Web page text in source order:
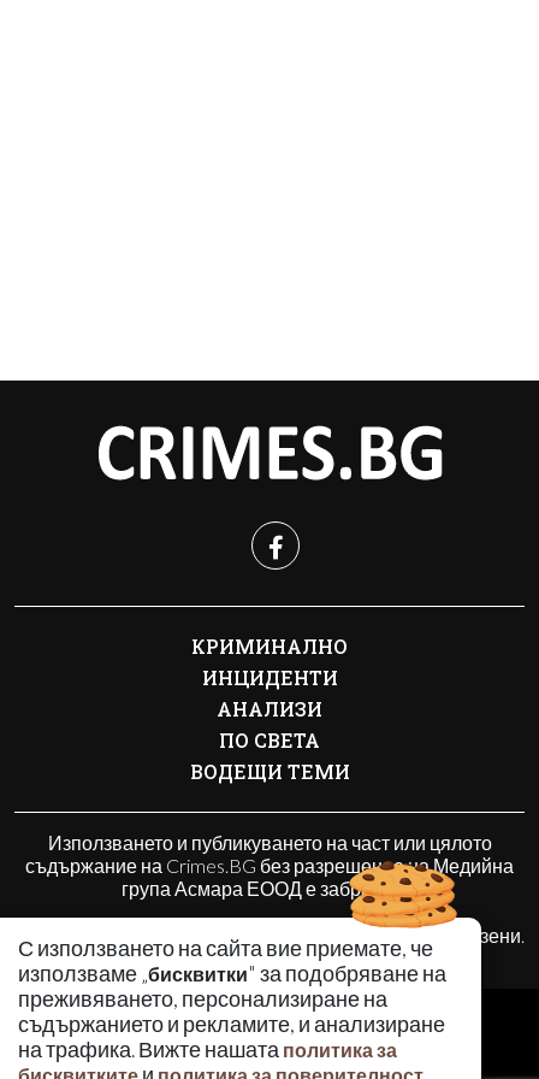
С използването на сайта вие приемате, че
използваме „бисквитки" за подобряване на
преживяването, персонализиране на
съдържанието и рекламите, и анализиране
на трафика. Вижте нашата политика за
КРИМИНАЛНО
ИНЦИДЕНТИ
АНАЛИЗИ
ПО СВЕТА
ВОДЕЩИ ТЕМИ
Използването и публикуването на част или цялото
съдържание на Crimes.BG без разрешение на Медийна
група Асмара ЕООД е забранено.
© 2010 - 2026 | Crimes.BG. Всички права запазени.
РЕКЛАМА
КОНТАКТИ
ОБЩИ УСЛОВИЯ